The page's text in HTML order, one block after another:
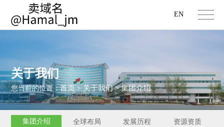
EN
关于我们
您当前的位置：首页>关于我们>集团介绍
集团介绍 全球布局 发展历程
资源资质